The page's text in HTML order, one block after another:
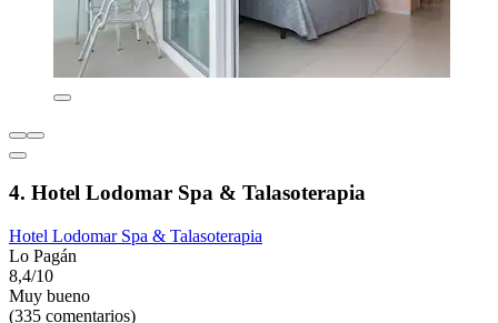
4. Hotel Lodomar Spa & Talasoterapia
Hotel Lodomar Spa & Talasoterapia
Lo Pagán
8,4/10
Muy bueno
(335 comentarios)